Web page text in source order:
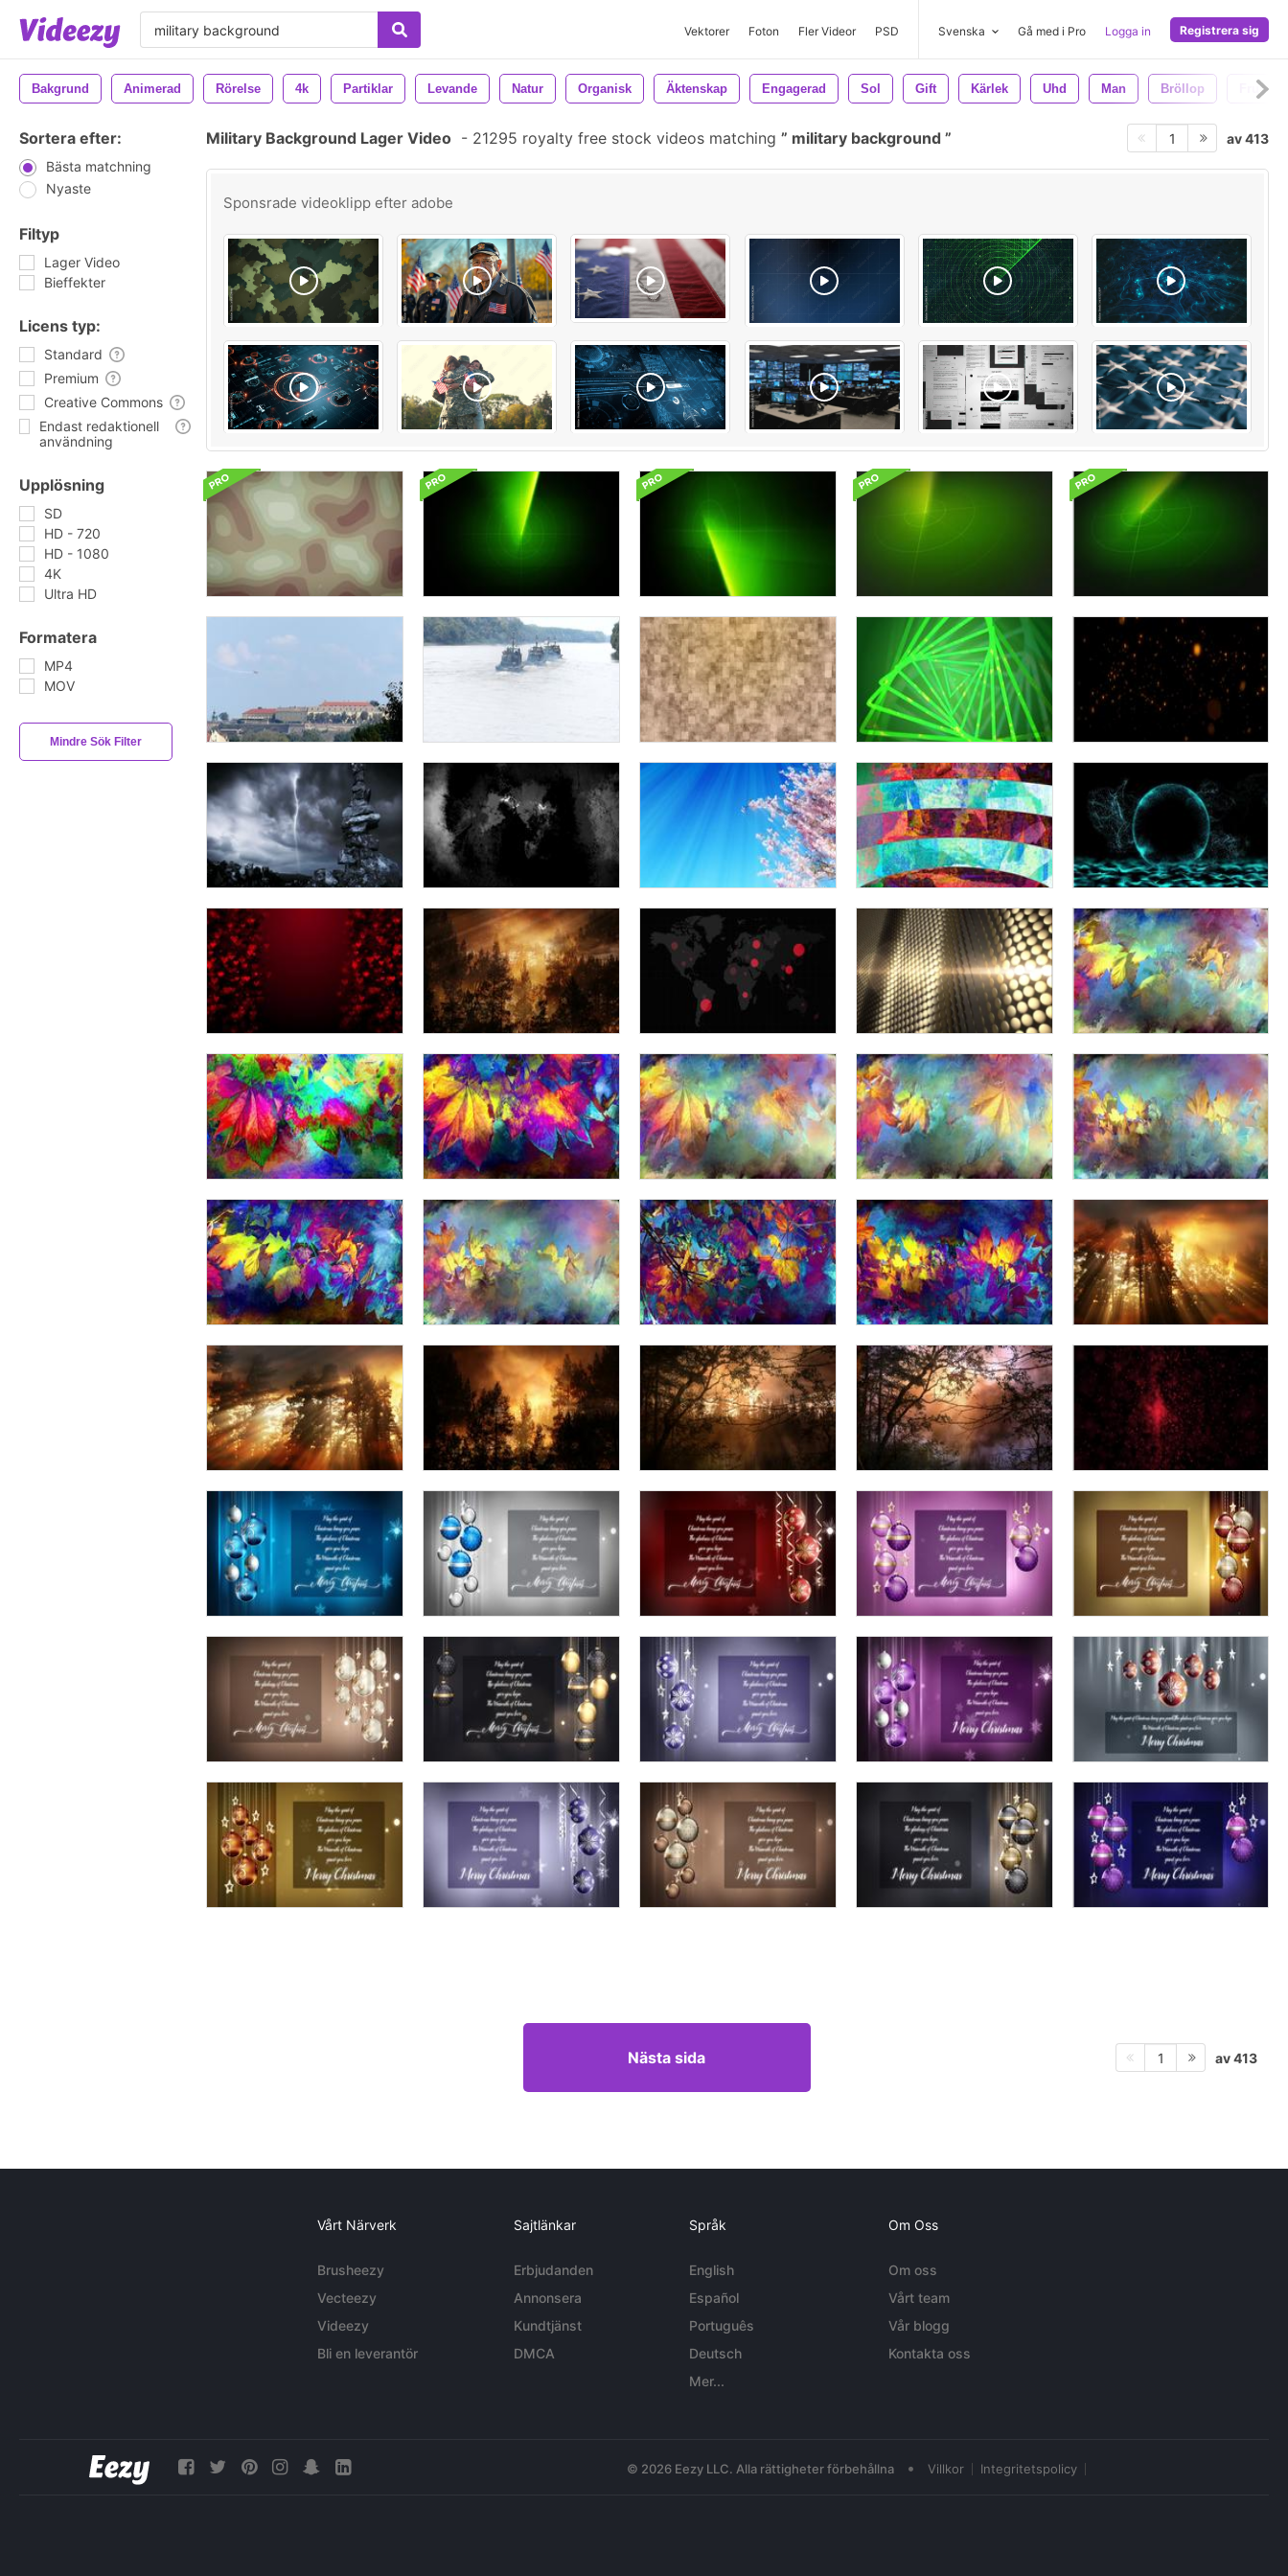
Vektorer Foton Fler Videor PSD Svenska Gå med i Pro Logga in Registrera sig
Bakgrund Animerad Rörelse 4k Partiklar Levande Natur Organisk Äktenskap Engagerad Sol Gift Kärlek Uhd Man Bröllop Fru
Sortera efter:
Bästa matchning
Nyaste
Filtyp
Lager Video
Bieffekter
Licens typ:
Standard
Premium
Creative Commons
Endast redaktionell
användning
Upplösning
SD
HD - 720
HD - 1080
4K
Ultra HD
Formatera
MP4
MOV
Mindre Sök Filter
Military Background Lager Video - 21295 royalty free stock videos matching military background 1 av 413
Sponsrade videoklipp efter adobe
Nästa sida 1 av 413
Vårt Närverk
Brusheezy
Vecteezy
Videezy
Bli en leverantör
Sajtlänkar
Erbjudanden
Annonsera
Kundtjänst
DMCA
Språk
English
Español
Português
Deutsch
Mer...
Om Oss
Om oss
Vårt team
Vår blogg
Kontakta oss
© 2026 Eezy LLC. Alla rättigheter förbehållna • Villkor Integritetspolicy